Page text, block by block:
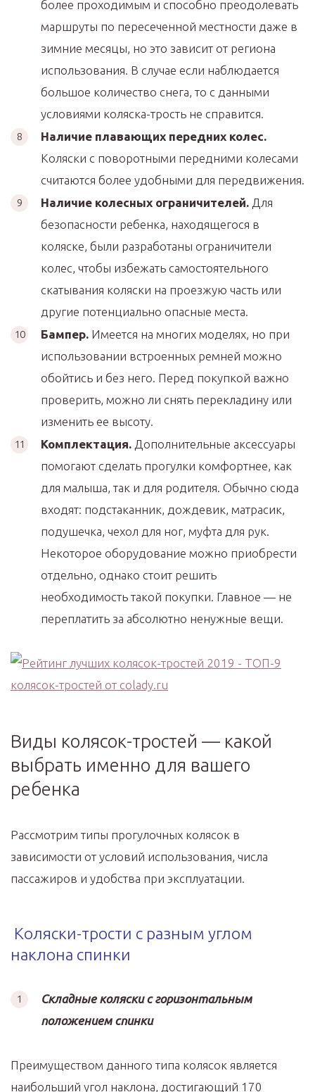
более проходимым и способно преодолевать
маршруты по пересеченной местности даже в
зимние месяцы, но это зависит от региона
использования. В случае если наблюдается
большое количество снега, то с данными
условиями коляска-трость не справится.
Наличие плавающих передних колес.
Коляски с поворотными передними колесами
считаются более удобными для передвижения.
Наличие колесных ограничителей. Для
безопасности ребенка, находящегося в
коляске, были разработаны ограничители
колес, чтобы избежать самостоятельного
скатывания коляски на проезжую часть или
другие потенциально опасные места.
Бампер. Имеется на многих моделях, но при
использовании встроенных ремней можно
обойтись и без него. Перед покупкой важно
проверить, можно ли снять перекладину или
изменить ее высоту.
Комплектация. Дополнительные аксессуары
помогают сделать прогулки комфортнее, как
для малыша, так и для родителя. Обычно сюда
входят: подстаканник, дождевик, матрасик,
подушечка, чехол для ног, муфта для рук.
Некоторое оборудование можно приобрести
отдельно, однако стоит решить
необходимость такой покупки. Главное — не
переплатить за абсолютно ненужные вещи.
Виды колясок-тростей — какой
выбрать именно для вашего
ребенка
Рассмотрим типы прогулочных колясок в
зависимости от условий использования, числа
пассажиров и удобства при эксплуатации.
Коляски-трости с разным углом
наклона спинки
Складные коляски с горизонтальным
положением спинки
Преимуществом данного типа колясок является
наибольший угол наклона, достигающий 170